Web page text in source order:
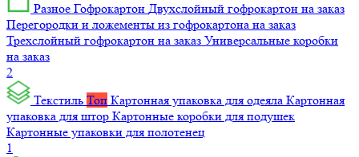
Разное Гофрокартон Двухслойный гофрокартон на заказ
Перегородки и ложементы из гофрокартона на заказ
Трехслойный гофрокартон на заказ Универсальные коробки
на заказ
2
Текстиль Топ Картонная упаковка для одеяла Картонная
упаковка для штор Картонные коробки для подушек
Картонные упаковки для полотенец
1